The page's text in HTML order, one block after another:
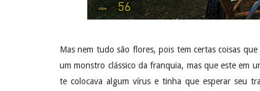
Mas nem tudo são flores, pois tem certas coisas
um monstro clássico da franquia, mas que este em
te colocava algum vírus e tinha que esperar seu